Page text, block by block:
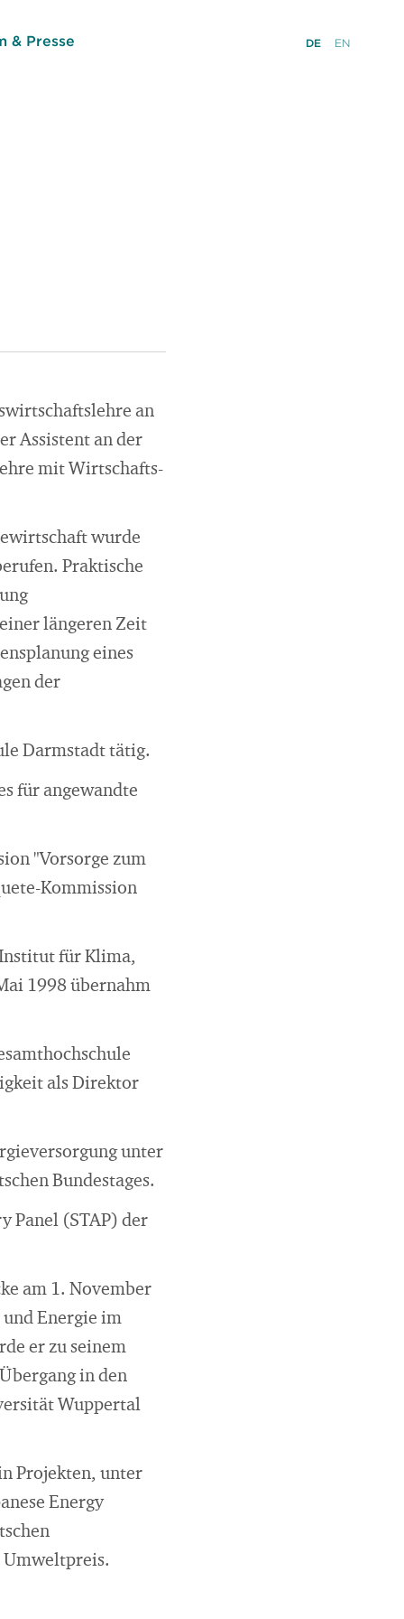
& Presse DE EN
an
Assistent an der
mit Wirtschafts-
wurde
Praktische
längeren Zeit
eines
der
Darmstadt tätig.
für angewandte
"Vorsorge zum
Kommission
für Klima,
1998 übernahm
als Direktor
unter
Bundestages.
Panel (STAP) der
am 1. November
Energie im
er zu seinem
in den
Wuppertal
Projekten, unter
Energy
Umweltpreis.